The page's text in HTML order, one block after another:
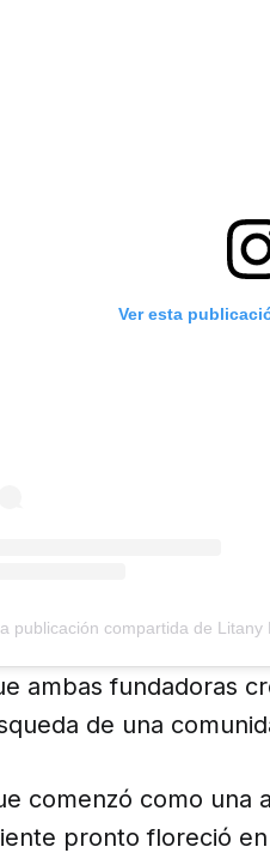
Ver esta
publicación compartida de
ambas fundadoras
de una
comenzó como una
pronto floreció